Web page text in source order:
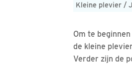
Kleine plevier /
Om te
de kleine
Verder zijn de